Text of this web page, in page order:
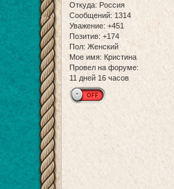
Откуда: Россия
Сообщений: 1314
Уважение: +451
Позитив: +174
Пол: Женский
Мое имя: Кристина
Провел на форуме:
11 дней 16 часов